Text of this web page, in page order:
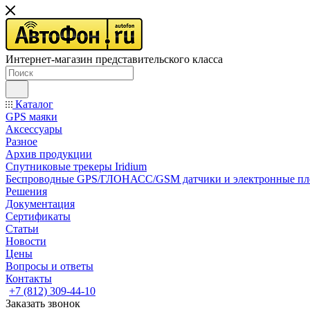
Интернет-магазин представительского класса
Каталог
GPS маяки
Аксессуары
Разное
Архив продукции
Спутниковые трекеры Iridium
Беспроводные GPS/ГЛОНАСС/GSM датчики и электронные
Решения
Документация
Сертификаты
Статьи
Новости
Цены
Вопросы и ответы
Контакты
+7 (812) 309-44-10
Заказать звонок